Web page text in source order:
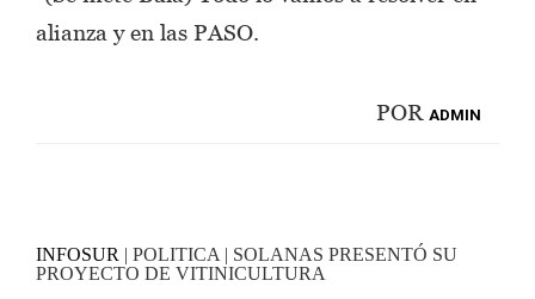
alianza y en las PASO.
POR ADMIN
INFOSUR | POLITICA | SOLANAS PRESENTÓ SU
PROYECTO DE VITINICULTURA